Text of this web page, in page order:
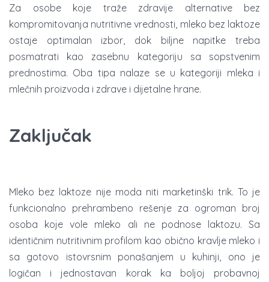
Za osobe koje traže zdravije alternative bez
kompromitovanja nutritivne vrednosti, mleko bez laktoze
ostaje optimalan izbor, dok biljne napitke treba
posmatrati kao zasebnu kategoriju sa sopstvenim
prednostima. Oba tipa nalaze se u kategoriji mleka i
mlečnih proizvoda i zdrave i dijetalne hrane.
Zaključak
Mleko bez laktoze nije moda niti marketinški trik. To je
funkcionalno prehrambeno rešenje za ogroman broj
osoba koje vole mleko ali ne podnose laktozu. Sa
identičnim nutritivnim profilom kao obično kravlje mleko i
sa gotovo istovrsnim ponašanjem u kuhinji, ono je
logičan i jednostavan korak ka boljoj probavnoj